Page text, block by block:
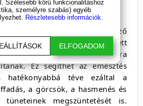
található különböző
és hashajtó hatásúak, emellett
működését és extra
Ez segíthet az emésztés
hatékonyabbá téve ezáltal a
a görcsök, a hasmenés és
megszüntetését is.
Szélesebb körű funkcionalitáshoz
személyre szabás) egyéb
Részletesebb információk.
ELFOGADOM